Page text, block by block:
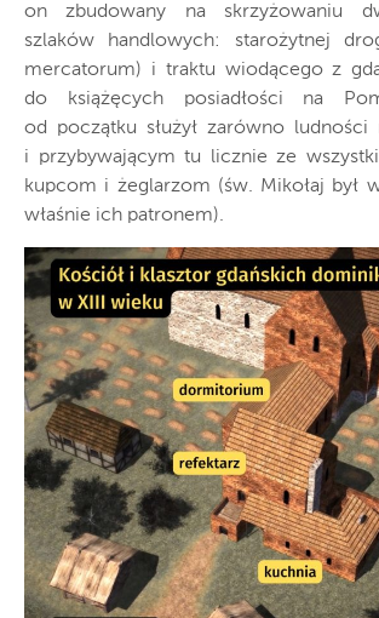
on zbudowany na skrzyżowaniu
szlaków handlowych: starożytnej
mercatorum) i traktu wiodącego z
do książęcych posiadłości na
od początku służył zarówno
i przybywającym tu licznie ze
kupcom i żeglarzom (św. Mikołaj był
właśnie ich patronem).